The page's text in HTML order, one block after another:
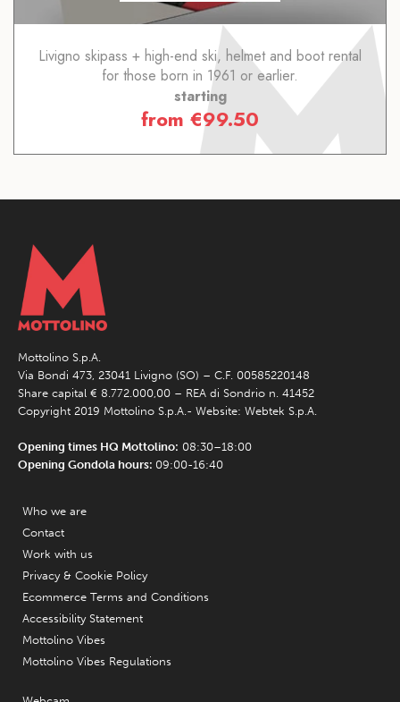
Livigno skipass + high-end ski, helmet and boot rental
for those born in 1961 or earlier.
starting
from €99.50
Mottolino S.p.A.
Via Bondi 473, 23041 Livigno (SO) – C.F. 00585220148
Share capital € 8.772.000,00 – REA di Sondrio n. 41452
Copyright 2019 Mottolino S.p.A.- Website: Webtek S.p.A.
Opening times HQ Mottolino: 08:30–18:00
Opening Gondola hours: 09:00-16:40
Who we are
Contact
Work with us
Privacy & Cookie Policy
Ecommerce Terms and Conditions
Accessibility Statement
Mottolino Vibes
Mottolino Vibes Regulations